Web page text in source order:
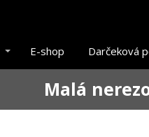
E-shop Darčeková
Malá